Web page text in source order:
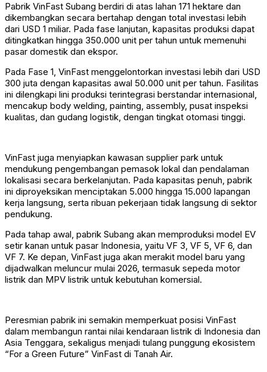
Pabrik VinFast Subang berdiri di atas lahan 171 hektare dan
dikembangkan secara bertahap dengan total investasi lebih
dari USD 1 miliar. Pada fase lanjutan, kapasitas produksi dapat
ditingkatkan hingga 350.000 unit per tahun untuk memenuhi
pasar domestik dan ekspor.
Pada Fase 1, VinFast menggelontorkan investasi lebih dari USD
300 juta dengan kapasitas awal 50.000 unit per tahun. Fasilitas
ini dilengkapi lini produksi terintegrasi berstandar internasional,
mencakup body welding, painting, assembly, pusat inspeksi
kualitas, dan gudang logistik, dengan tingkat otomasi tinggi.
VinFast juga menyiapkan kawasan supplier park untuk
mendukung pengembangan pemasok lokal dan pendalaman
lokalisasi secara berkelanjutan. Pada kapasitas penuh, pabrik
ini diproyeksikan menciptakan 5.000 hingga 15.000 lapangan
kerja langsung, serta ribuan pekerjaan tidak langsung di sektor
pendukung.
Pada tahap awal, pabrik Subang akan memproduksi model EV
setir kanan untuk pasar Indonesia, yaitu VF 3, VF 5, VF 6, dan
VF 7. Ke depan, VinFast juga akan merakit model baru yang
dijadwalkan meluncur mulai 2026, termasuk sepeda motor
listrik dan MPV listrik untuk kebutuhan komersial.
Peresmian pabrik ini semakin memperkuat posisi VinFast
dalam membangun rantai nilai kendaraan listrik di Indonesia dan
Asia Tenggara, sekaligus menjadi tulang punggung ekosistem
“For a Green Future” VinFast di Tanah Air.